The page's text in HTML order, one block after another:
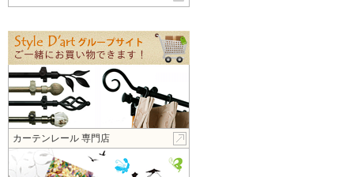
カーテンレール 専門店